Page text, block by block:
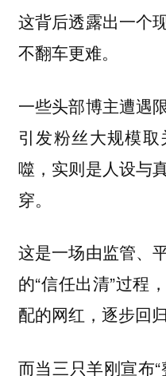
这背后透露出一个
不翻车更难。
一些头部博主遭遇
引发粉丝大规模
噬，实则是人设与
穿。
这是一场由监管、
的“信任出清”过程
配的网红，逐步回
而当三只羊刚宣布